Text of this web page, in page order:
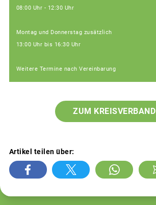
08:00 Uhr - 12:30 Uhr
Montag und Donnerstag zusätzlich
13:00 Uhr bis 16:30 Uhr
Weitere Termine nach Vereinbarung
ZUM KREISVERBAND
Artikel teilen über: